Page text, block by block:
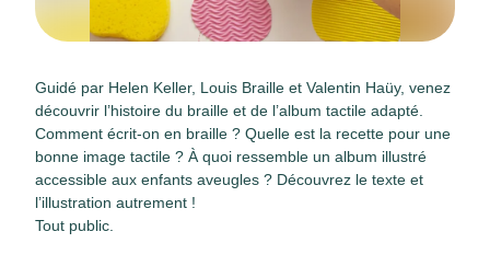
Guidé par Helen Keller, Louis Braille et Valentin Haüy, venez
découvrir l’histoire du braille et de l’album tactile adapté.
Comment écrit-on en braille ? Quelle est la recette pour une
bonne image tactile ? À quoi ressemble un album illustré
accessible aux enfants aveugles ? Découvrez le texte et
l’illustration autrement !
Tout public.